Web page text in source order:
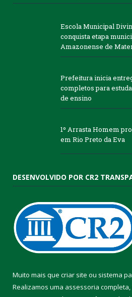
Escola Municipal
conquista etapa
Amazonense de
Prefeitura inicia
completos para
de ensino
1º Arrasta Homem
em Rio Preto da Eva
DESENVOLVIDO POR CR2
Muito mais que criar site ou sistema
Realizamos uma assessoria